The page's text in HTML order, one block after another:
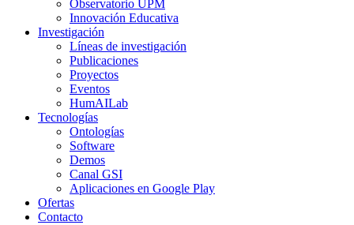
Observatorio UPM
Innovación Educativa
Investigación
Líneas de investigación
Publicaciones
Proyectos
Eventos
HumAILab
Tecnologías
Ontologías
Software
Demos
Canal GSI
Aplicaciones en Google Play
Ofertas
Contacto